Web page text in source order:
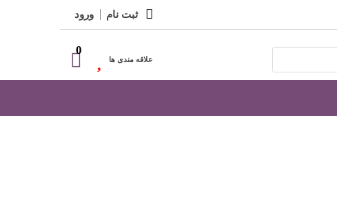
ثبت نام ورود
0
علاقه مندی ها